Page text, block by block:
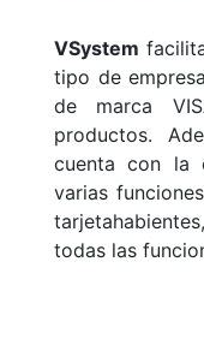
VSystem
tipo de
de marca
productos.
cuenta con la
varias
todas las